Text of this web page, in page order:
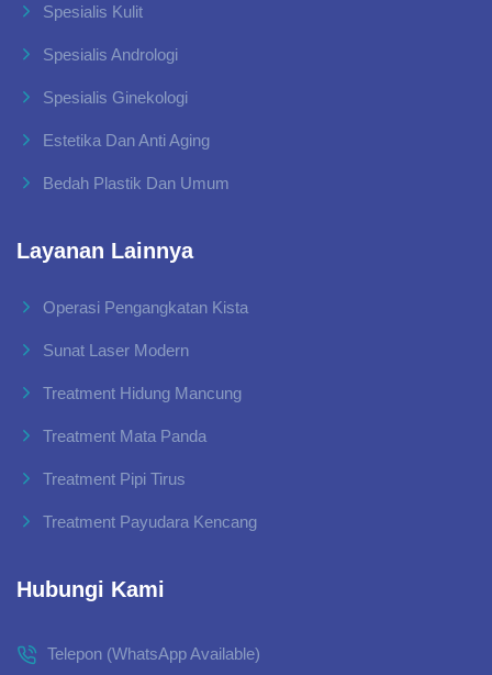
Spesialis Kulit
Spesialis Andrologi
Spesialis Ginekologi
Estetika Dan Anti Aging
Bedah Plastik Dan Umum
Layanan Lainnya
Operasi Pengangkatan Kista
Sunat Laser Modern
Treatment Hidung Mancung
Treatment Mata Panda
Treatment Pipi Tirus
Treatment Payudara Kencang
Hubungi Kami
Telepon (WhatsApp Available)